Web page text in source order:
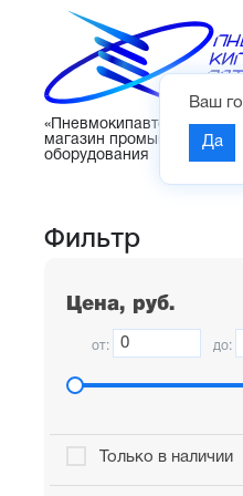
«Пневмокипавтоматика» –
магазин промышленного
оборудования
Ваш
Да
Фильтр
Цена, руб.
от: до:
Только в наличии